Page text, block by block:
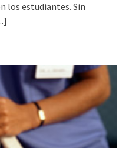
los estudiantes. Sin